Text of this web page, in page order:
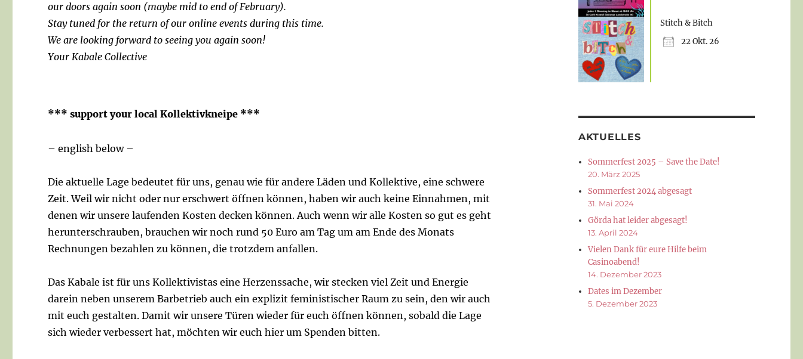
our doors again soon (maybe mid to end of February).
Stay tuned for the return of our online events during this time.
We are looking forward to seeing you again soon!
Your Kabale Collective
*** support your local Kollektivkneipe ***
– english below –
Die aktuelle Lage bedeutet für uns, genau wie für andere Läden und Kollektive, eine schwere
Zeit. Weil wir nicht oder nur erschwert öffnen können, haben wir auch keine Einnahmen, mit
denen wir unsere laufenden Kosten decken können. Auch wenn wir alle Kosten so gut es geht
herunterschrauben, brauchen wir noch rund 50 Euro am Tag um am Ende des Monats
Rechnungen bezahlen zu können, die trotzdem anfallen.
Das Kabale ist für uns Kollektivistas eine Herzenssache, wir stecken viel Zeit und Energie
darein neben unserem Barbetrieb auch ein explizit feministischer Raum zu sein, den wir auch
mit euch gestalten. Damit wir unsere Türen wieder für euch öffnen können, sobald die Lage
sich wieder verbessert hat, möchten wir euch hier um Spenden bitten.
Stitch & Bitch
22 Okt. 26
AKTUELLES
Sommerfest 2025 – Save the Date!
20. März 2025
Sommerfest 2024 abgesagt
31. Mai 2024
Görda hat leider abgesagt!
13. April 2024
Vielen Dank für eure Hilfe beim
Casinoabend!
14. Dezember 2023
Dates im Dezember
5. Dezember 2023